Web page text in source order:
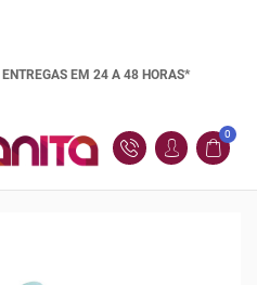
ENTREGAS EM 24 A 48 HORAS*
0